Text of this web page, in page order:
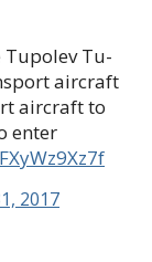
Tupolev Tu-
aircraft
aircraft to
enter
2017